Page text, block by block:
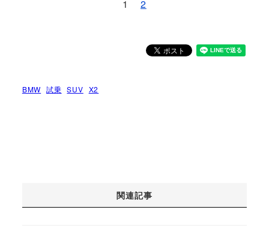
1 2
BMW 試乗 SUV X2
関連記事